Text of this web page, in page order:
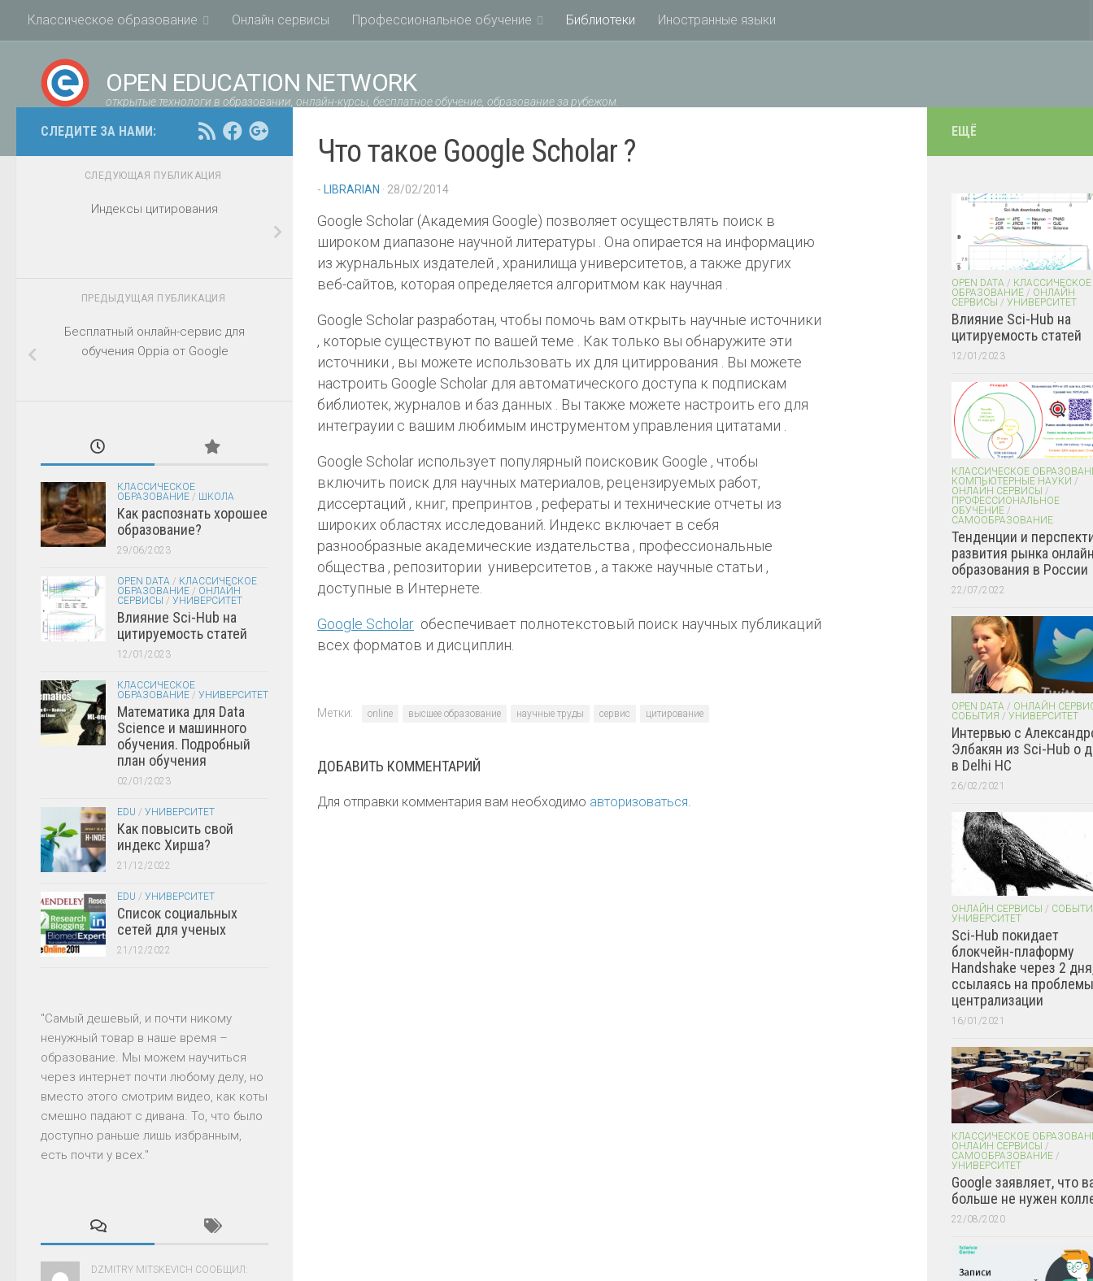
Классическое образование Онлайн сервисы Профессиональное обучение Библиотеки Иностранные языки
OPEN EDUCATION NETWORK
открытые технологи в образовании, онлайн-курсы, бесплатное обучение, образование за рубежом.
Что такое Google Scholar ?
- LIBRARIAN · 28/02/2014
Google Scholar (Академия Google) позволяет осуществлять поиск в
широком диапазоне научной литературы . Она опирается на информацию
из журнальных издателей , хранилища университетов, а также других
веб-сайтов, которая определяется алгоритмом как научная .
Google Scholar разработан, чтобы помочь вам открыть научные источники
, которые существуют по вашей теме . Как только вы обнаружите эти
источники , вы можете использовать их для цитиррования . Вы можете
настроить Google Scholar для автоматического доступа к подпискам
библиотек, журналов и баз данных . Вы также можете настроить его для
интеграуии с вашим любимым инструментом управления цитатами .
Google Scholar использует популярный поисковик Google , чтобы
включить поиск для научных материалов, рецензируемых работ,
диссертаций , книг, препринтов , рефераты и технические отчеты из
широких областях исследований. Индекс включает в себя
разнообразные академические издательства , профессиональные
общества , репозитории университетов , а также научные статьи ,
доступные в Интернете.
Google Scholar обеспечивает полнотекстовый поиск научных публикаций
всех форматов и дисциплин.
Метки: online высшее образование научные труды сервис цитирование
ДОБАВИТЬ КОММЕНТАРИЙ
Для отправки комментария вам необходимо авторизоваться.
СЛЕДИТЕ ЗА НАМИ:
СЛЕДУЮЩАЯ ПУБЛИКАЦИЯ
Индексы цитирования
ПРЕДЫДУЩАЯ ПУБЛИКАЦИЯ
Бесплатный онлайн-сервис для
обучения Oppia от Google
КЛАССИЧЕСКОЕ
ОБРАЗОВАНИЕ / ШКОЛА
Как распознать хорошее
образование?
29/06/2023
OPEN DATA / КЛАССИЧЕСКОЕ
ОБРАЗОВАНИЕ / ОНЛАЙН
СЕРВИСЫ / УНИВЕРСИТЕТ
Влияние Sci-Hub на
цитируемость статей
12/01/2023
КЛАССИЧЕСКОЕ
ОБРАЗОВАНИЕ / УНИВЕРСИТЕТ
Математика для Data
Science и машинного
обучения. Подробный
план обучения
02/01/2023
EDU / УНИВЕРСИТЕТ
Как повысить свой
индекс Хирша?
21/12/2022
EDU / УНИВЕРСИТЕТ
Список социальных
сетей для ученых
21/12/2022
"Самый дешевый, и почти никому
ненужный товар в наше время –
образование. Мы можем научиться
через интернет почти любому делу, но
вместо этого смотрим видео, как коты
смешно падают с дивана. То, что было
доступно раньше лишь избранным,
есть почти у всех."
DZMITRY MITSKEVICH СООБЩИЛ:
ЕЩЁ
OPEN DATA / КЛАССИЧЕСКОЕ
ОБРАЗОВАНИЕ / ОНЛАЙН
СЕРВИСЫ / УНИВЕРСИТЕТ
Влияние Sci-Hub на
цитируемость статей
12/01/2023
КЛАССИЧЕСКОЕ
КОМПЬЮТЕРНЫЕ НАУКИ /
ОНЛАЙН СЕРВИСЫ /
ПРОФЕССИОНАЛЬНОЕ
ОБУЧЕНИЕ /
САМООБРАЗОВАНИЕ
Тенденции и
развития рынка
образования в России
22/07/2022
OPEN DATA / ОНЛАЙН
СОБЫТИЯ / УНИВЕРСИТЕТ
Интервью с
Элбакян из Sci-Hub о
в Delhi HC
26/02/2021
ОНЛАЙН СЕРВИСЫ /
УНИВЕРСИТЕТ
Sci-Hub покидает
блокчейн-плаформу
Handshake через 2
ссылаясь на проблемы
централизации
16/01/2021
КЛАССИЧЕСКОЕ
ОНЛАЙН СЕРВИСЫ /
САМООБРАЗОВАНИЕ /
УНИВЕРСИТЕТ
Google заявляет, что
больше не нужен
22/08/2020